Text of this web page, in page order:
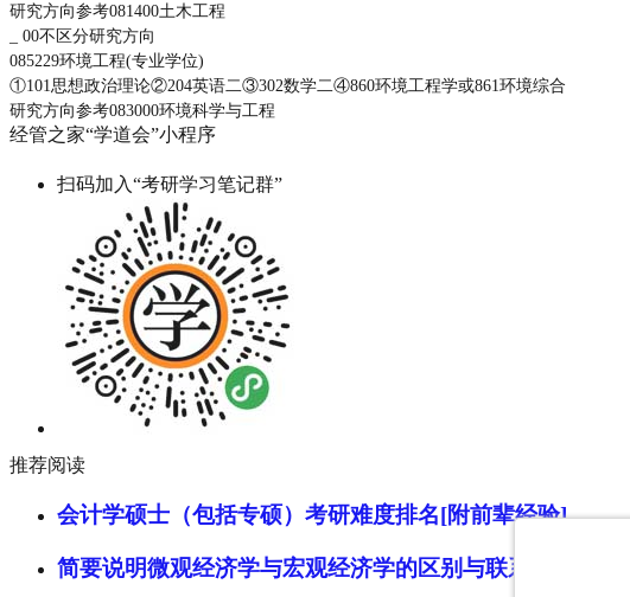
研究方向参考081400土木工程
_ 00不区分研究方向
085229环境工程(专业学位)
①101思想政治理论②204英语二③302数学二④860环境工程学或861环境综合
研究方向参考083000环境科学与工程
经管之家“学道会”小程序
扫码加入“考研学习笔记群”
推荐阅读
会计学硕士（包括专硕）考研难度排名[附前辈经验]
简要说明微观经济学与宏观经济学的区别与联系